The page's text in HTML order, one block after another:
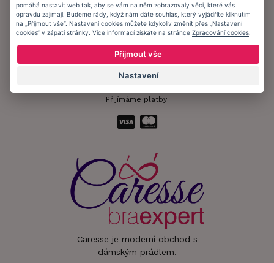
Caresse je moderní obchod s
dámským prádlem.
Informační memorandum
Zůstaňte s námi v kontaktu.
Přijímáme platby:
pomáhá nastavit web tak, aby se vám na něm zobrazovaly věci, které vás
opravdu zajímají. Budeme rády, když nám dáte souhlas, který vyjádříte kliknutím
na „Přijmout vše“. Nastavení cookies můžete kdykoliv změnit přes „Nastavení
cookies“ v zápatí stránky. Více informací získáte na stránce Zpracování cookies
Přijmout vše
Nastavení